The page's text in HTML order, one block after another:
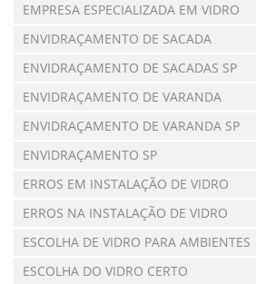
EMPRESA ESPECIALIZADA EM VIDRO
ENVIDRAÇAMENTO DE SACADA
ENVIDRAÇAMENTO DE SACADAS SP
ENVIDRAÇAMENTO DE VARANDA
ENVIDRAÇAMENTO DE VARANDA SP
ENVIDRAÇAMENTO SP
ERROS EM INSTALAÇÃO DE VIDRO
ERROS NA INSTALAÇÃO DE VIDRO
ESCOLHA DE VIDRO PARA AMBIENTES
ESCOLHA DO VIDRO CERTO